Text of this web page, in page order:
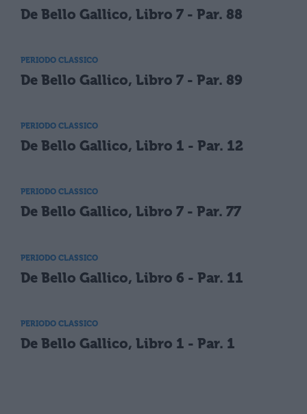
De Bello Gallico, Libro 7 - Par. 88
PERIODO CLASSICO
De Bello Gallico, Libro 7 - Par. 89
PERIODO CLASSICO
De Bello Gallico, Libro 1 - Par. 12
PERIODO CLASSICO
De Bello Gallico, Libro 7 - Par. 77
PERIODO CLASSICO
De Bello Gallico, Libro 6 - Par. 11
PERIODO CLASSICO
De Bello Gallico, Libro 1 - Par. 1